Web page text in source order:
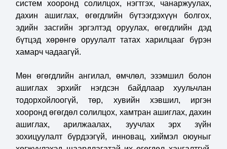
систем хооронд солилцох, нэгтгэх, чанаржуулах,
дахин ашиглах, өгөгдлийн бүтээгдэхүүн болгох,
эдийн засгийн эргэлтэд оруулах, өгөгдлийн дэд
бүтцэд хөрөнгө оруулалт татах харилцааг бүрэн
хамарч чадаагүй.
Мөн өгөгдлийн ангилал, өмчлөл, эзэмшил болон
ашиглах эрхийг нэгдсэн байдлаар хуульчлан
тодорхойлоогүй, төр, хувийн хэвшил, иргэн
хооронд өгөгдөл солилцох, хамтран ашиглах, дахин
ашиглах, арилжаалах, зуучлах эрх зүйн
зохицуулалт бүрдээгүй, инновац, хиймэл оюуныг